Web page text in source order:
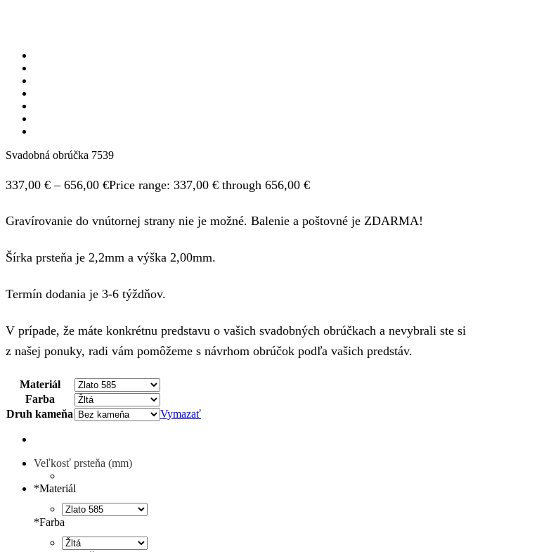
Svadobná obrúčka 7539
337,00 € – 656,00 €Price range: 337,00 € through 656,00 €
Gravírovanie do vnútornej strany nie je možné. Balenie a poštovné je ZDARMA!
Šírka prsteňa je 2,2mm a výška 2,00mm.
Termín dodania je 3-6 týždňov.
V prípade, že máte konkrétnu predstavu o vašich svadobných obrúčkach a nevybrali ste si
z našej ponuky, radi vám pomôžeme s návrhom obrúčok podľa vašich predstáv.
Materiál
Farba
Druh kameňa
Vymazať
Veľkosť prsteňa (mm)
*Materiál
*Farba